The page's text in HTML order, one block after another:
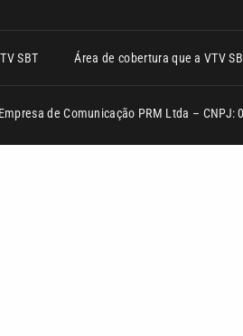
SBT Área de cobertura que a VTV
de Comunicação PRM Ltda – CNPJ: